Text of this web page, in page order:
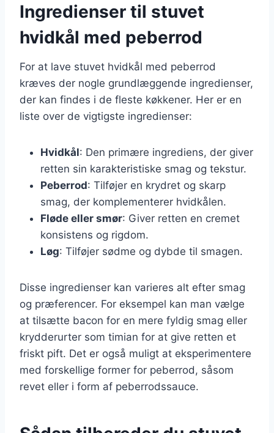
Ingredienser til stuvet
hvidkål med peberrod
For at lave stuvet hvidkål med peberrod
kræves der nogle grundlæggende ingredienser,
der kan findes i de fleste køkkener. Her er en
liste over de vigtigste ingredienser:
Hvidkål: Den primære ingrediens, der giver
retten sin karakteristiske smag og tekstur.
Peberrod: Tilføjer en krydret og skarp
smag, der komplementerer hvidkålen.
Fløde eller smør: Giver retten en cremet
konsistens og rigdom.
Løg: Tilføjer sødme og dybde til smagen.
Disse ingredienser kan varieres alt efter smag
og præferencer. For eksempel kan man vælge
at tilsætte bacon for en mere fyldig smag eller
krydderurter som timian for at give retten et
friskt pift. Det er også muligt at eksperimentere
med forskellige former for peberrod, såsom
revet eller i form af peberrodssauce.